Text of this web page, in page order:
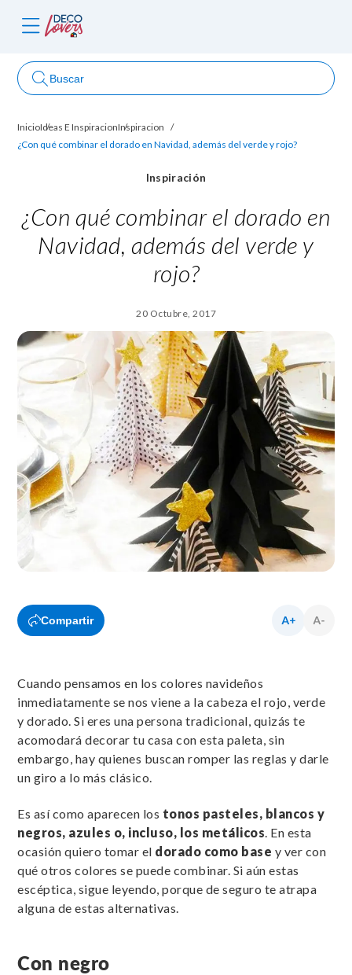
Buscar
InicioIdeas E InspiracionInspiracion
¿Con qué combinar el dorado en Navidad, además del verde y rojo?
Inspiración
¿Con qué combinar el dorado en
Navidad, además del verde y
rojo?
20 Octubre, 2017
Compartir
Cuando pensamos en los colores navideños
inmediatamente se nos viene a la cabeza el rojo, verde
y dorado. Si eres una persona tradicional, quizás te
acomodará decorar tu casa con esta paleta, sin
embargo, hay quienes buscan romper las reglas y darle
un giro a lo más clásico.
Es así como aparecen los tonos pasteles, blancos y
negros, azules o, incluso, los metálicos. En esta
ocasión quiero tomar el dorado como base y ver con
qué otros colores se puede combinar. Si aún estas
escéptica, sigue leyendo, porque de seguro te atrapa
alguna de estas alternativas.
Con negro